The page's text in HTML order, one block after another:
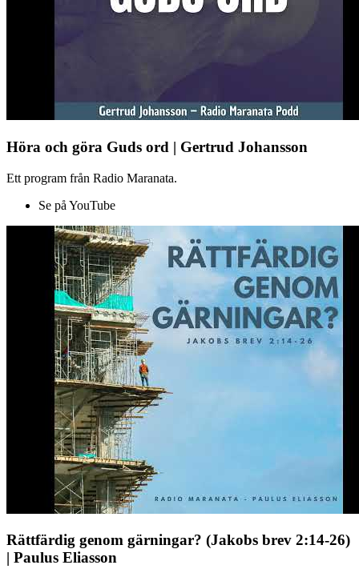
Höra och göra Guds ord | Gertrud Johansson
Ett program från Radio Maranata.
Se på YouTube
Rättfärdig genom gärningar? (Jakobs brev 2:14-26)
| Paulus Eliasson